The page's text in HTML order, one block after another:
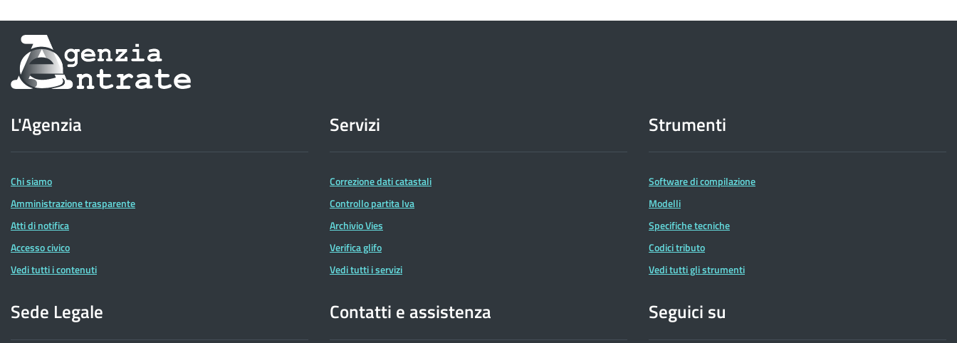
Informazioni
sul
dell'Agenzia
delle
Entrate
L'Agenzia
Chi siamo
Amministrazione trasparente
Atti di notifica
Accesso civico
Vedi tutti i contenuti
Servizi
Correzione dati catastali
Controllo partita Iva
Archivio Vies
Verifica glifo
Vedi tutti i servizi
Strumenti
Software di compilazione
Modelli
Specifiche tecniche
Codici tributo
Vedi tutti gli strumenti
Sede Legale Contatti e assistenza Seguici su